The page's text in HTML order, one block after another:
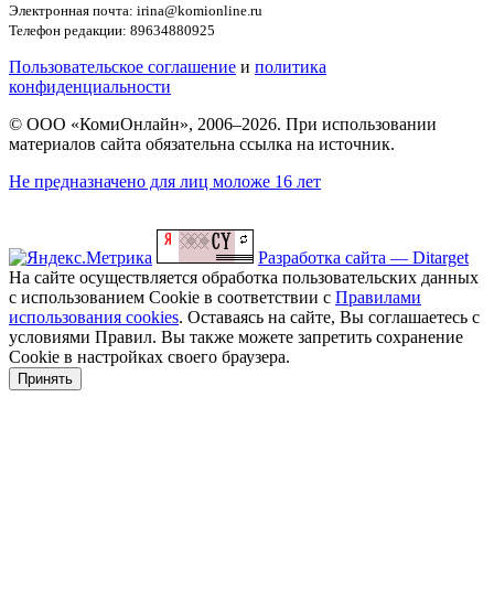
Электронная почта: irina@komionline.ru
Телефон редакции: 89634880925
Пользовательское соглашение и политика
конфиденциальности
© ООО «КомиОнлайн», 2006–2026. При использовании
материалов сайта обязательна ссылка на источник.
Не предназначено для лиц моложе 16 лет
Разработка сайта — Ditarget
На сайте осуществляется обработка пользовательских данных
с использованием Cookie в соответствии с Правилами
использования cookies. Оставаясь на сайте, Вы соглашаетесь с
условиями Правил. Вы также можете запретить сохранение
Cookie в настройках своего браузера.
Принять